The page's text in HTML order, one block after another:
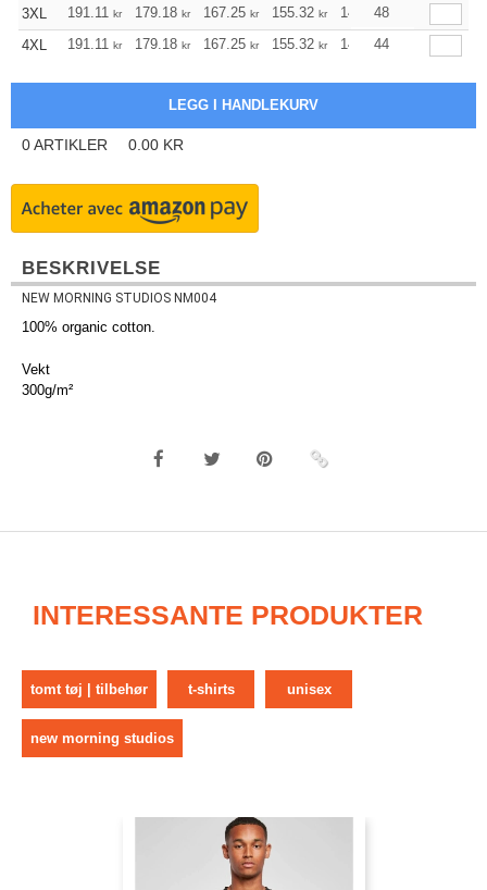
3XL
191.11 kr 179.18 kr 167.25 kr 155.32 kr 143.39 kr
48
4XL
191.11 kr 179.18 kr 167.25 kr 155.32 kr 143.39 kr
44
0ARTIKLER 0.00 KR
BESKRIVELSE
NEW MORNING STUDIOS NM004
100% organic cotton.
Vekt
300g/m²
INTERESSANTE PRODUKTER
tomt tøj | tilbehør t-shirts unisex
new morning studios